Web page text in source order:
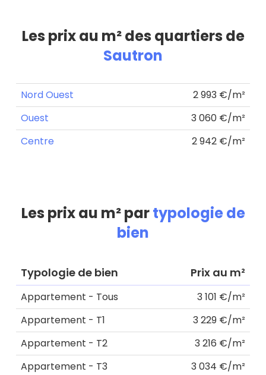
Les prix au m² des quartiers de
Sautron
Nord Ouest
2 993 €/m²
Ouest
3 060 €/m²
Centre
2 942 €/m²
Les prix au m² partypologie de
bien
Typologie de bien Prix au m²
Appartement - Tous
3 101 €/m²
Appartement - T1
3 229 €/m²
Appartement - T2
3 216 €/m²
Appartement - T3
3 034 €/m²